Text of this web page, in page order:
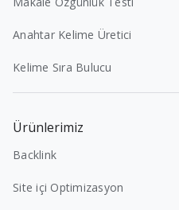
Anahtar Kelime Üretici
Kelime Sıra Bulucu
Ürünlerimiz
Backlink
Site içi Optimizasyon